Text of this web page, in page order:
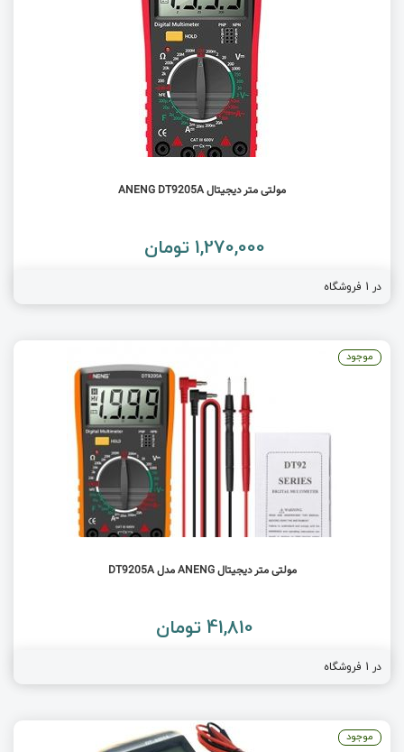
مولتی متر دیجیتال ANENG DT9205A
1,270,000 تومان
در 1 فروشگاه
مولتی متر دیجیتال ANENG مدل DT9205A
41,810 تومان
در 1 فروشگاه
موجود
موجود